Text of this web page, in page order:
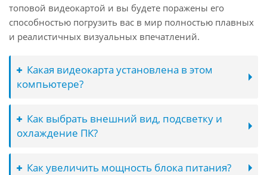
топовой видеокартой и вы будете поражены его
способностью погрузить вас в мир полностью плавных
и реалистичных визуальных впечатлений.
Какая видеокарта установлена в этом
компьютере?
Как выбрать внешний вид, подсветку и
охлаждение ПК?
Как увеличить мощность блока питания?